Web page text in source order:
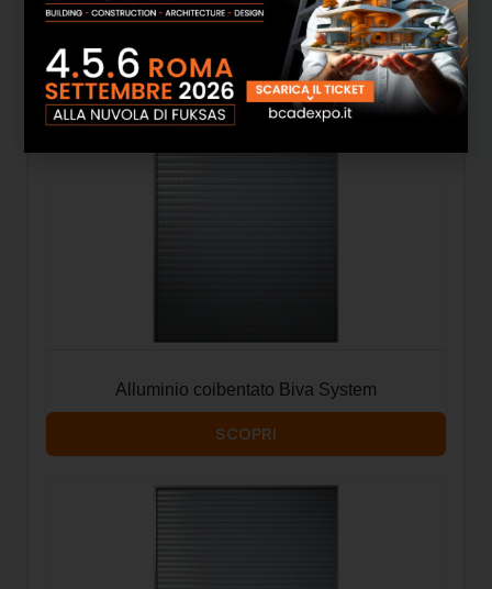
SCOPRI
Alluminio coibentato Biva System
SCOPRI